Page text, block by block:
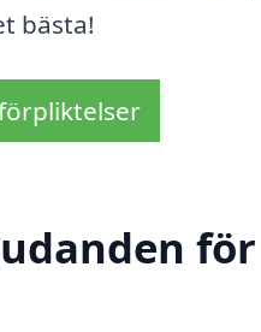
bästa!